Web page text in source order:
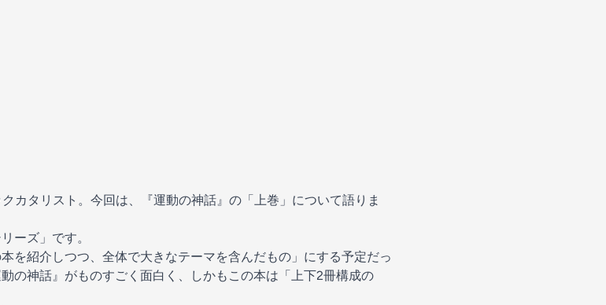
カタリスト。今回は、『運動の神話』の「上巻」について語りま
ーズ」です。
を紹介しつつ、全体で大きなテーマを含んだもの」にする予定だっ
の神話』がものすごく面白く、しかもこの本は「上下2冊構成の